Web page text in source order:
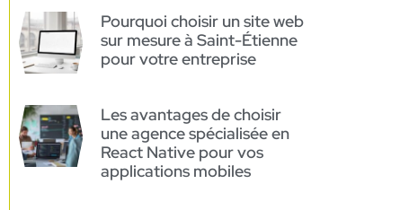
Pourquoi choisir un site web
sur mesure à Saint-Étienne
pour votre entreprise
Les avantages de choisir
une agence spécialisée en
React Native pour vos
applications mobiles